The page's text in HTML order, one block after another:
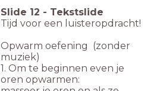
Slide 12 - Tekstslide
Tijd voor een luisteropdracht!
Opwarm oefening (zonder
muziek)
1. Om te beginnen even je
oren opwarmen: